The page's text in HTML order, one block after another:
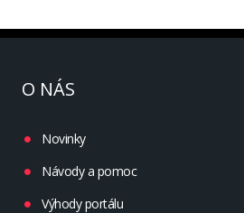
O NÁS
Novinky
Návody a pomoc
Výhody portálu